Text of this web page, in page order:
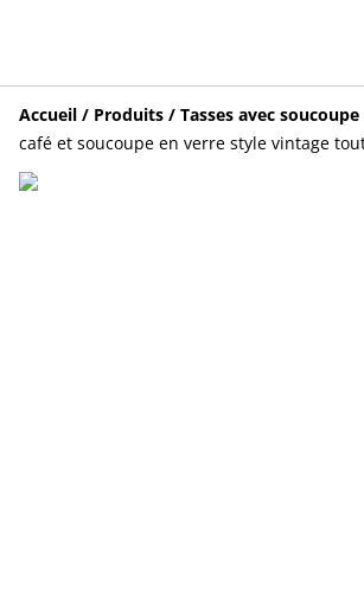
Accueil / Produits / Tasses avec
café et soucoupe en verre style vintage